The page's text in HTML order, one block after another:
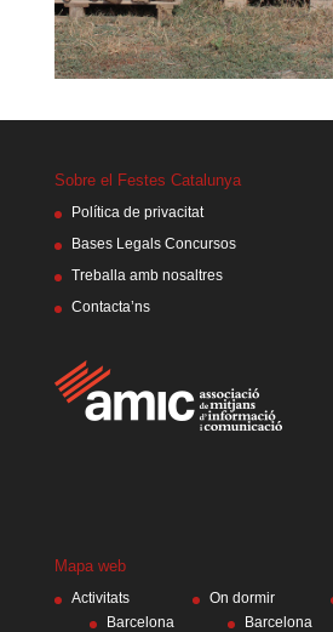
Sobre el Festes Catalunya
Política de privacitat
Bases Legals Concursos
Treballa amb nosaltres
Contacta’ns
Mapa web
Activitats
Barcelona
On dormir
Barcelona